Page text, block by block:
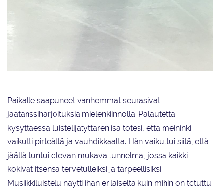
Paikalle saapuneet vanhemmat seurasivat
jäätanssiharjoituksia mielenkiinnolla. Palautetta
kysyttäessä luistelijatyttären isä totesi, että meininki
vaikutti pirteältä ja vauhdikkaalta. Hän vaikuttui siitä, että
jäällä tuntui olevan mukava tunnelma, jossa kaikki
kokivat itsensä tervetulleiksi ja tarpeellisiksi.
Musiikkiluistelu näytti ihan erilaiselta kuin mihin on totuttu.